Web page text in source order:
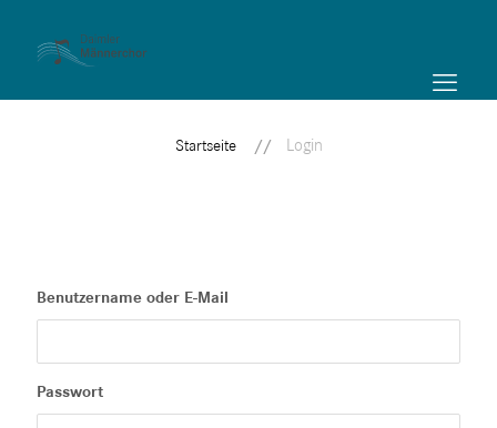
Startseite Login
Benutzername oder E-Mail
Passwort